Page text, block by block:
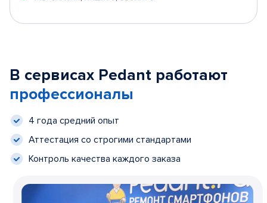
В сервисах Pedant работают
профессионалы
4 года средний опыт
Аттестация со строгими стандартами
Контроль качества каждого заказа